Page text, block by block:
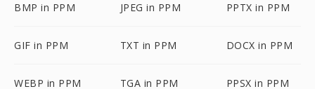
BMP in PPM JPEG in PPM PPTX in PPM
GIF in PPM TXT in PPM DOCX in PPM
WEBP in PPM TGA in PPM PPSX in PPM